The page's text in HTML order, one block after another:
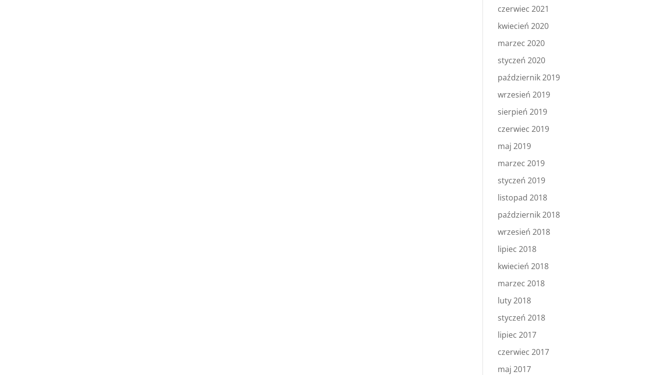
czerwiec 2021
kwiecień 2020
marzec 2020
styczeń 2020
październik 2019
wrzesień 2019
sierpień 2019
czerwiec 2019
maj 2019
marzec 2019
styczeń 2019
listopad 2018
październik 2018
wrzesień 2018
lipiec 2018
kwiecień 2018
marzec 2018
luty 2018
styczeń 2018
lipiec 2017
czerwiec 2017
maj 2017